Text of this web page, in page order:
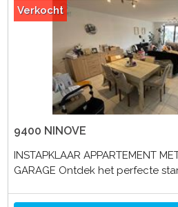
Verkocht
9400 NINOVE
INSTAPKLAAR APPARTEMENT
GARAGE Ontdek het perfecte